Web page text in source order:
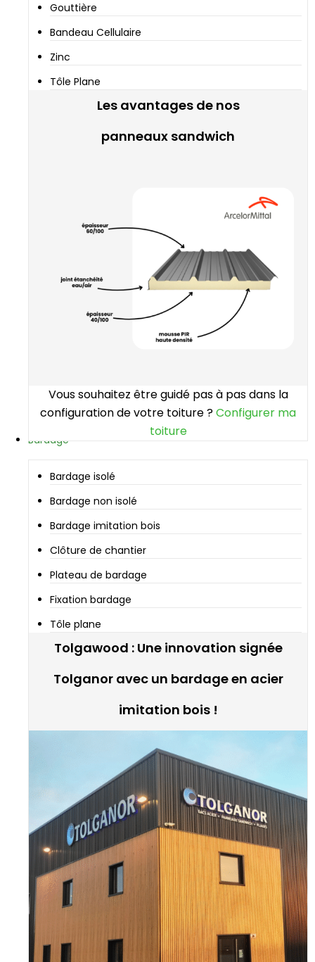
Gouttière
Bandeau Cellulaire
Zinc
Tôle Plane
Les avantages de nos
panneaux sandwich
Vous souhaitez être guidé pas à pas dans la
configuration de votre toiture ?Configurer ma
toiture
Bardage
Bardage isolé
Bardage non isolé
Bardage imitation bois
Clôture de chantier
Plateau de bardage
Fixation bardage
Tôle plane
Tolgawood : Une innovation signée
Tolganor avec un bardage en acier
imitation bois !